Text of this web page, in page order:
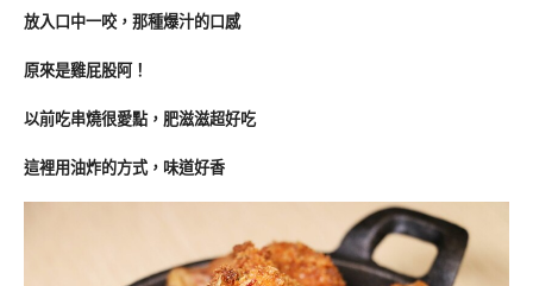
放入口中一咬，那種爆汁的口感
原來是雞屁股阿！
以前吃串燒很愛點，肥滋滋超好吃
這裡用油炸的方式，味道好香